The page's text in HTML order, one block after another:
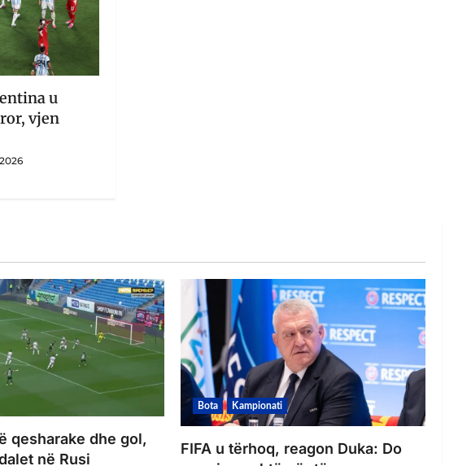
u
vjen
qesharake dhe gol,
në Rusi
Bota Kampionati
FIFA u tërhoq, reagon Duka: Do